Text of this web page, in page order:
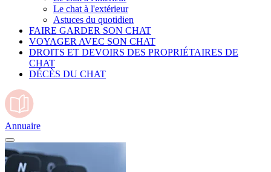
Le chat à l'extérieur
Astuces du quotidien
FAIRE GARDER SON CHAT
VOYAGER AVEC SON CHAT
DROITS ET DEVOIRS DES PROPRIÉTAIRES DE
CHAT
DÉCÈS DU CHAT
Annuaire